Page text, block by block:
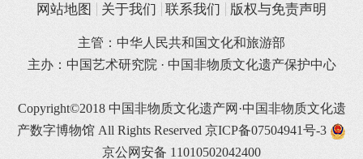
网站地图 关于我们 联系我们 版权与免责声明
主管：中华人民共和国文化和旅游部
主办：中国艺术研究院 · 中国非物质文化遗产保护中心
Copyright©2018 中国非物质文化遗产网·中国非物质文化遗
产数字博物馆 All Rights Reserved 京ICP备07504941号-3
京公网安备 11010502042400